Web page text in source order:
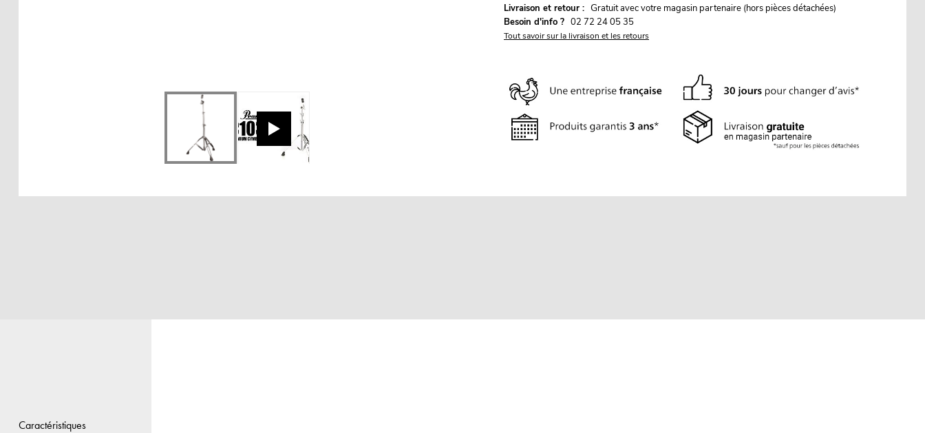
Livraison et retour : Gratuit avec votre magasin partenaire (hors pièces détachées)
Besoin d'info ? 02 72 24 05 35
Tout savoir sur la livraison et les retours
Caractéristiques